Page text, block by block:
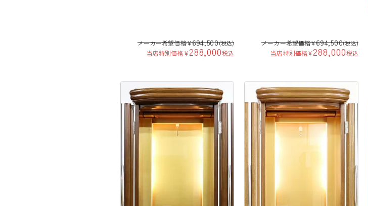
メーカー希望価格¥694,500(税込)
当店特別価格¥288,000税込
メーカー希望価格¥694,500(税込)
当店特別価格¥288,000税込